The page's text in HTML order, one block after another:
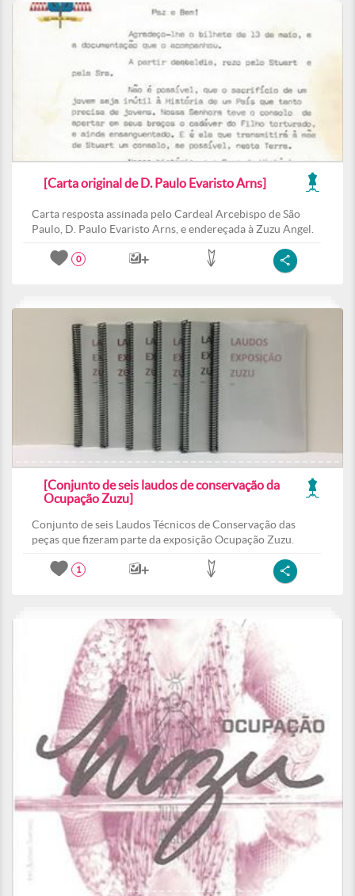
[Carta original de D. Paulo Evaristo Arns]
Carta resposta assinada pelo Cardeal Arcebispo de São
Paulo, D. Paulo Evaristo Arns, e endereçada à Zuzu Angel.
0
[Conjunto de seis laudos de conservação da
Ocupação Zuzu]
Conjunto de seis Laudos Técnicos de Conservação das
peças que fizeram parte da exposição Ocupação Zuzu.
1